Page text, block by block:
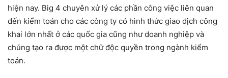
hiện nay. Big 4 chuyên xử lý các phần công việc liên quan
đến kiểm toán cho các công ty có hình thức giao dịch công
khai lớn nhất ở các quốc gia cũng như doanh nghiệp và
chúng tạo ra được một chữ độc quyền trong ngành kiểm
toán.